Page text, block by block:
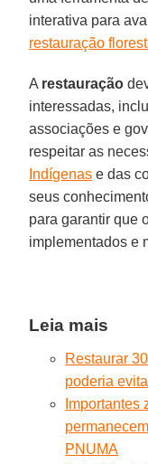
interativa para
restauração
A restauração
interessadas,
associações e
respeitar as
Indígenas e das
seus
para garantir que
implementados e
Leia mais
Restaurar
poderia
PNUMA